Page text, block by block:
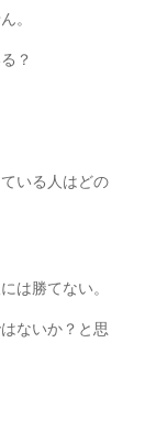
。
？
いる人はどの
は勝てない。
ないか？と思